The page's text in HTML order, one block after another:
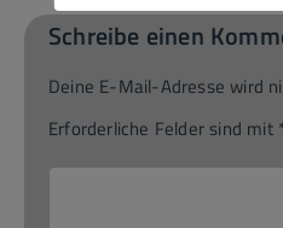
Schreibe einen
Deine E-Mail-Adresse wird
Erforderliche Felder sind mit *